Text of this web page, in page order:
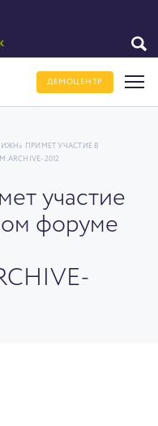
ДЕМОЦЕНТР
ПРИМЕТ УЧАСТИЕ В
2012
участие
форуме